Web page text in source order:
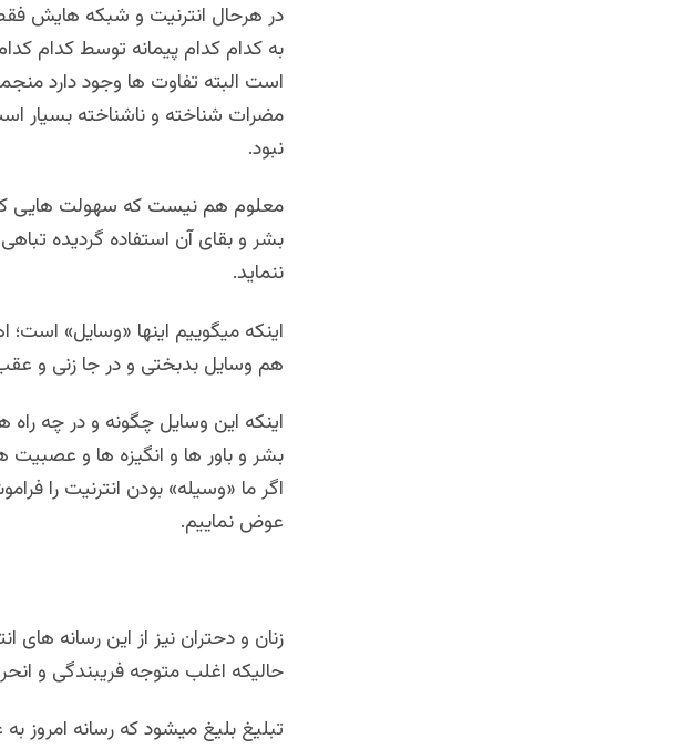
در هرحال انترنیت و شبکه هایش فقط
به کدام کدام پیمانه توسط کدام
است البته تفاوت ها وجود دارد
مضرات شناخته و ناشناخته بسیار
نبود.
معلوم هم نیست که سهولت هایی که
بشر و بقای آن استفاده گردیده
ننماید.
اینکه میگوییم اینها «وسایل»
هم وسایل بدبختی و در جا زنی و عقب
اینکه این وسایل چگونه و در چه
بشر و باور ها و انگیزه ها و عصبیت
اگر ما «وسیله» بودن انترنیت را
عوض نماییم.
زنان و دحتران نيز از این رسانه های
حالیکه اغلب متوجه فریبندگی و
تبلیغ بلیغ میشود که رسانه امروز